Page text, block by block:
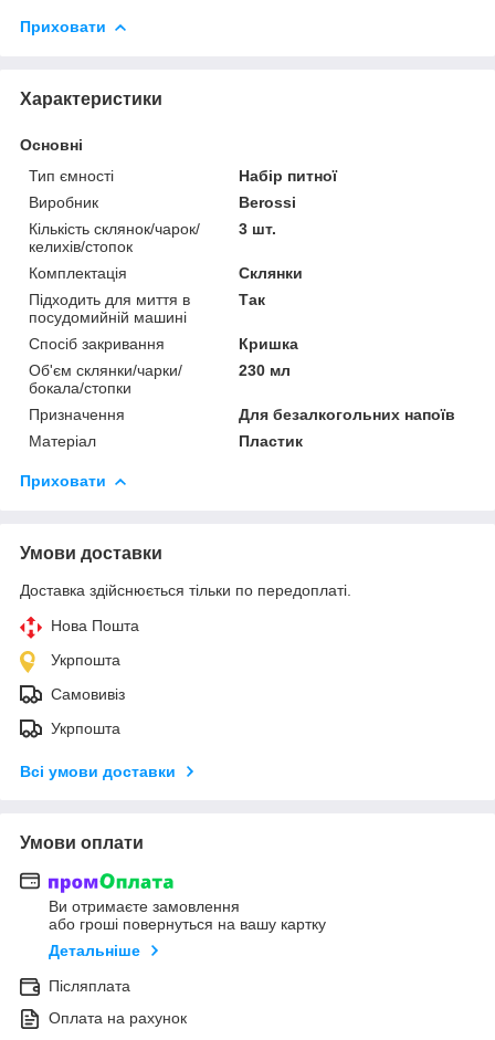
Приховати
Характеристики
Основні
Тип ємності
Набір питної
Виробник
Berossi
Кількість склянок/чарок/
келихів/стопок
3 шт.
Комплектація
Склянки
Підходить для миття в
посудомийній машині
Так
Спосіб закривання
Кришка
Об'єм склянки/чарки/
бокала/стопки
230 мл
Призначення
Для безалкогольних напоїв
Матеріал
Пластик
Приховати
Умови доставки
Доставка здійснюється тільки по передоплаті.
Нова Пошта
Укрпошта
Самовивіз
Укрпошта
Всі умови доставки
Умови оплати
Ви отримаєте замовлення
або гроші повернуться на вашу картку
Детальніше
Післяплата
Оплата на рахунок